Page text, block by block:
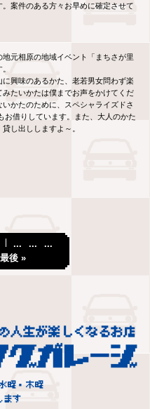
案件のある方々お早めに確定させて
元相原の地域イベント「まちさが里
興味のあるかた、老若男女問わず楽
たいかたは僕までお声をかけてくだ
かたのために、スペシャライズドさ
お借りしています。また、大人のかた
し出ししますよ～。
... ...
...
最後 »
曜・木曜
ます